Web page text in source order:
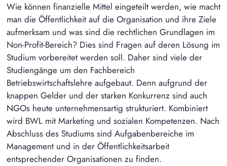
Wie können finanzielle Mittel eingeteilt werden, wie macht
man die Öffentlichkeit auf die Organisation und ihre Ziele
aufmerksam und was sind die rechtlichen Grundlagen im
Non-Profit-Bereich? Dies sind Fragen auf deren Lösung im
Studium vorbereitet werden soll. Daher sind viele der
Studiengänge um den Fachbereich
Betriebswirtschaftslehre aufgebaut. Denn aufgrund der
knappen Gelder und der starken Konkurrenz sind auch
NGOs heute unternehmensartig strukturiert. Kombiniert
wird BWL mit Marketing und sozialen Kompetenzen. Nach
Abschluss des Studiums sind Aufgabenbereiche im
Management und in der Öffentlichkeitsarbeit
entsprechender Organisationen zu finden.